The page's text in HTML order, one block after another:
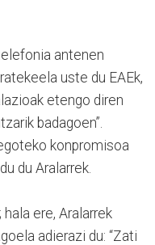
antenen
uste du EAEk,
etengo diren
badagoen”.
konpromisoa
du Aralarrek.
ere, Aralarrek
adierazi du: “Zati